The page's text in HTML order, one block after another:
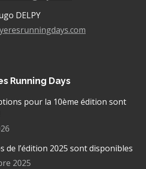
DELPY
Running Days
pour la 10ème édition sont
de l’édition 2025 sont disponibles
2025